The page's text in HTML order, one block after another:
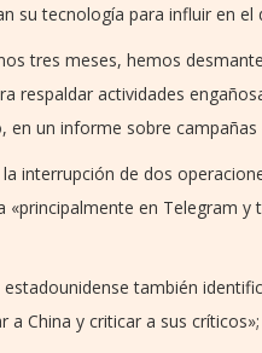
su tecnología para influir en
tres meses, hemos
respaldar actividades
en un informe sobre campañas
interrupción de dos
«principalmente en Telegram
estadounidense también
a China y criticar a sus